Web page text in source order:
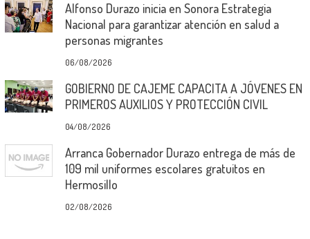
Alfonso Durazo inicia en Sonora Estrategia
Nacional para garantizar atención en salud a
personas migrantes
06/08/2026
GOBIERNO DE CAJEME CAPACITA A JÓVENES EN
PRIMEROS AUXILIOS Y PROTECCIÓN CIVIL
04/08/2026
Arranca Gobernador Durazo entrega de más de
109 mil uniformes escolares gratuitos en
Hermosillo
02/08/2026